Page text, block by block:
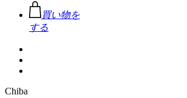
買い物を
する
Chiba